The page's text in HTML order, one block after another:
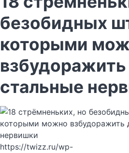
безобидных
которыми
стальные
https://twizz.ru/wp-